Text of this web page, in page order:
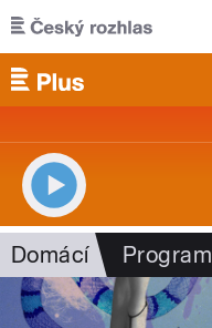
Přejít k hlavnímu obsahu
Domácí Program